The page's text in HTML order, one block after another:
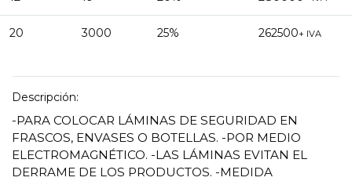
20 3000 25% 262500+ IVA
Descripción:
-PARA COLOCAR LÁMINAS DE SEGURIDAD EN
FRASCOS, ENVASES O BOTELLAS. -POR MEDIO
ELECTROMAGNÉTICO. -LAS LÁMINAS EVITAN EL
DERRAME DE LOS PRODUCTOS. -MEDIDA